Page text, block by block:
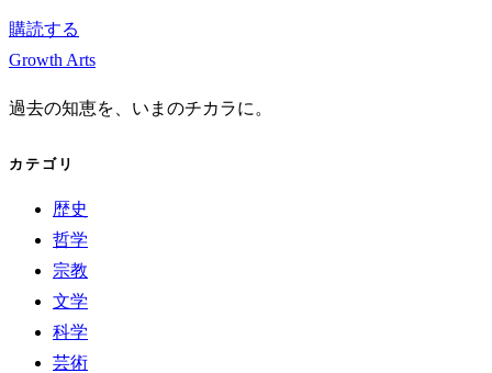
購読する
Growth Arts
過去の知恵を、いまのチカラに。
カテゴリ
歴史
哲学
宗教
文学
科学
芸術